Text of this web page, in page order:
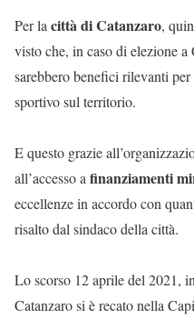
Per lacittà di Catanzaro,
visto che, in caso di elezione
sarebbero benefici rilevanti
sportivo sul territorio.
E questo grazie
all’accesso afinanziamenti
eccellenze in accordo con
risalto dal sindaco della città.
Lo scorso 12 aprile del 2021,
Catanzaro si è recato nella